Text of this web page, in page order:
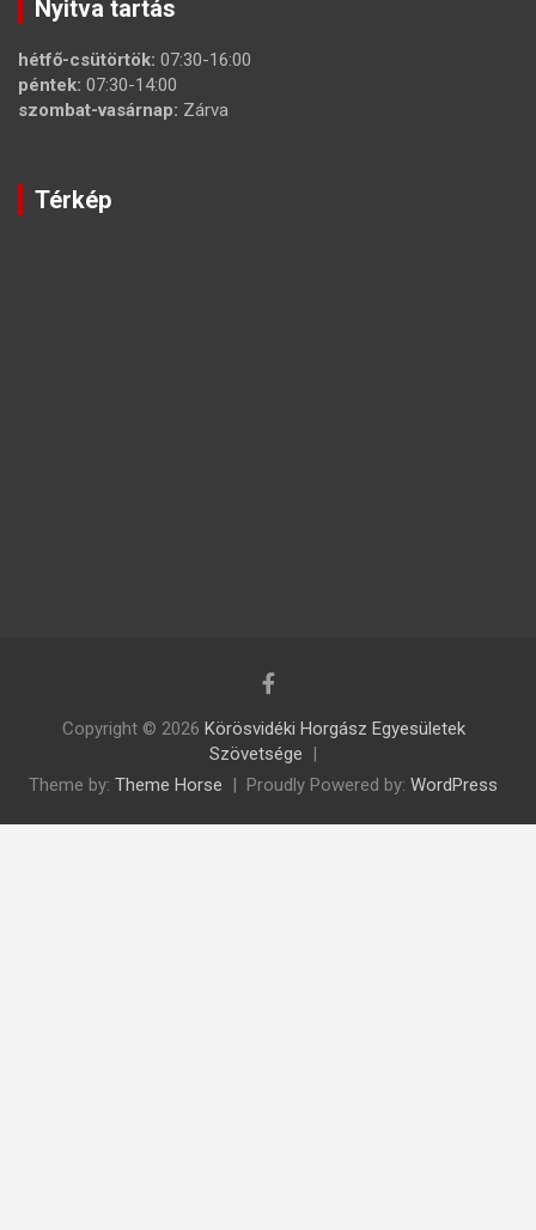
Nyitva tartás
hétfő-csütörtök: 07:30-16:00
péntek: 07:30-14:00
szombat-vasárnap: Zárva
Térkép
Copyright © 2026 Körösvidéki Horgász Egyesületek
Szövetsége
Theme by: Theme Horse Proudly Powered by: WordPress